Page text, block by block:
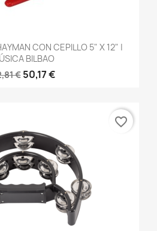
CON CEPILLO 5" X 12" |
BILBAO
€ 50,17 €
favorite_border